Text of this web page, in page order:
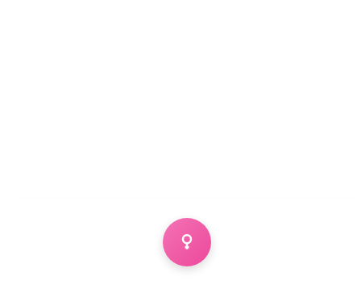
Mädchenname